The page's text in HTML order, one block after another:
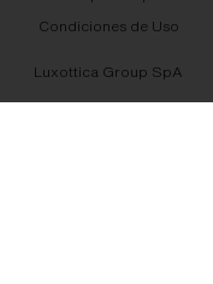
Condiciones de Uso
Luxottica Group SpA